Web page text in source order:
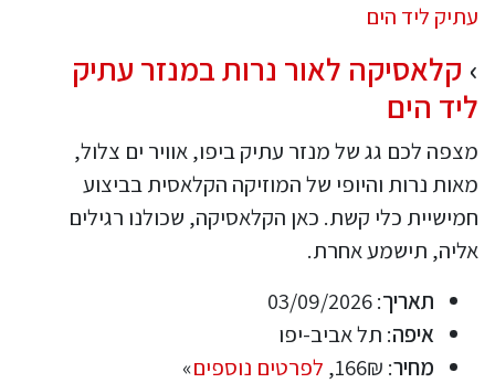
קלאסיקה לאור נרות במנזר עתיק
ליד הים
מצפה לכם גג של מנזר עתיק ביפו, אוויר ים צלול,
מאות נרות והיופי של המוזיקה הקלאסית בביצוע
חמישיית כלי קשת. כאן הקלאסיקה, שכולנו רגילים
אליה, תישמע אחרת.
תאריך: 03/09/2026
איפה: תל אביב-יפו
מחיר: 166₪, לפרטים נוספים»